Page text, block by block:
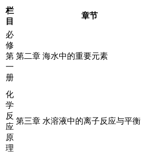
栏
目
章节
必
修
第
一
册
第二章 海水中的重要元素
化
学
反
应
原
理
第三章 水溶液中的离子反应与平衡